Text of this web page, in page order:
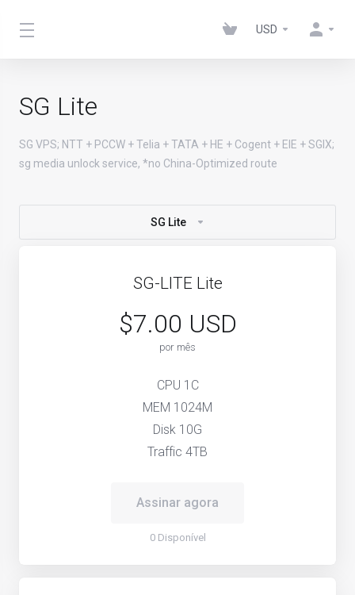
USD
SG Lite
SG VPS; NTT + PCCW + Telia + TATA + HE + Cogent + EIE + SGIX;
sg media unlock service, *no China-Optimized route
SG Lite
SG-LITE Lite
$7.00 USD
por mês
CPU 1C
MEM 1024M
Disk 10G
Traffic 4TB
Assinar agora
0 Disponível